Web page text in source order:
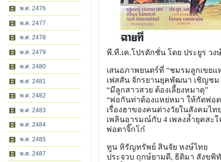
พ.ศ. 2476
พ.ศ. 2477
พ.ศ. 2478
พ.ศ. 2479
พ.ศ. 2480
พ.ศ. 2481
พ.ศ. 2482
พ.ศ. 2483
พ.ศ. 2484
พ.ศ. 2485
พ.ศ. 2487
พี.ที.เค.โปรดักชั่น โดย ประยูร วง
เสนอภาพยนตร์ที่ “ชมรมลูกเขยแ
เฟสสัน จักรยานยุคพัฒนา เชิญชม
“มีลูกสาวสวย ต้องเลี้ยงหมาดุ”
“พ่อกันท่าต้องแหย่หมา ให้กัดพ่อต
เรื่องฮาของคนต่างวัยในสังคมไท
เพลินอารมณ์กับ 4 เพลงล้ำยุคสะใ
พ่อตาจิ๊กโก๋
ทูน หิรัญทรัพย์ สินจัย หงษ์ไทย
ประจวบ ฤกษ์ยามดี, ธิติมา สังขพิ